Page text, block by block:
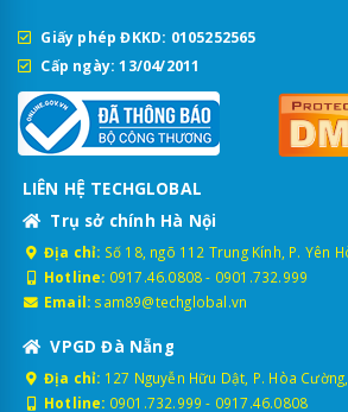
Giấy phép ĐKKD: 0105252565
Cấp ngày: 13/04/2011
LIÊN HỆ TECHGLOBAL
Trụ sở chính Hà Nội
Địa chỉ: Số 18, ngõ 112 Trung Kính, P. Yên
Hotline: 0917.46.0808- 0901.732.999
Email: sam89@techglobal.vn
VPGD Đà Nẵng
Địa chỉ: 127 Nguyễn Hữu Dật, P. Hòa
Hotline: 0901.732.999 - 0917.46.0808